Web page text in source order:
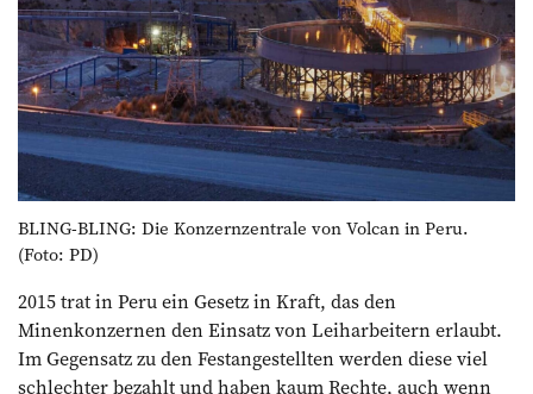
BLING-BLING: Die Konzernzentrale von Volcan in Peru.
(Foto: PD)
2015 trat in Peru ein Gesetz in Kraft, das den
Minenkonzernen den Einsatz von Leiharbeitern erlaubt.
Im Gegensatz zu den Festangestellten werden diese viel
schlechter bezahlt und haben kaum Rechte, auch wenn